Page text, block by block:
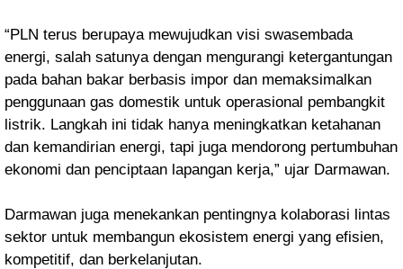
“PLN terus berupaya mewujudkan visi swasembada
energi, salah satunya dengan mengurangi ketergantungan
pada bahan bakar berbasis impor dan memaksimalkan
penggunaan gas domestik untuk operasional pembangkit
listrik. Langkah ini tidak hanya meningkatkan ketahanan
dan kemandirian energi, tapi juga mendorong pertumbuhan
ekonomi dan penciptaan lapangan kerja,” ujar Darmawan.
Darmawan juga menekankan pentingnya kolaborasi lintas
sektor untuk membangun ekosistem energi yang efisien,
kompetitif, dan berkelanjutan.